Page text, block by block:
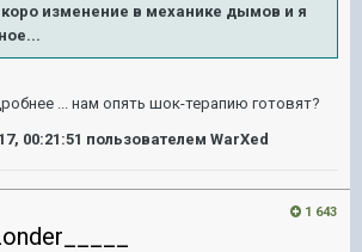
изменение в механике дымов и я
... нам опять шок-терапию готовят?
00:21:51 пользователем WarXed
1 643